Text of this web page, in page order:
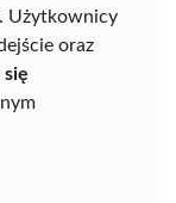
Użytkownicy
oraz
się